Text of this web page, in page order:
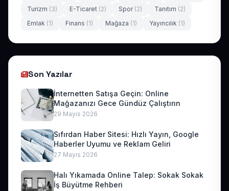
Turizm (3) E-Ticaret (2) Spor (2) Tanıtım (2)
Emlak (1) Finans (1) Mağaza (1) Yayıncılık (1)
Son Yazılar
İnternetten Satışa Geçin: Online
Mağazanızı Gece Gündüz Çalıştırın
29 Mayıs 2026
Sıfırdan Haber Sitesi: Hızlı Yayın, Google
Haberler Uyumu ve Reklam Geliri
27 Mayıs 2026
Halı Yıkamada Online Talep: Sokak Sokak
İş Büyütme Rehberi